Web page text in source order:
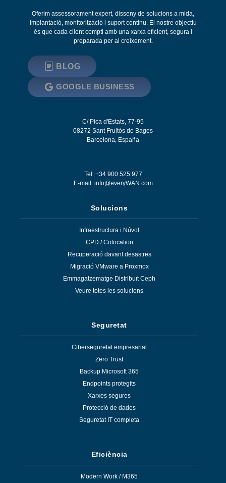
Oferim assessorament expert, disseny de solucions a mida,
implantació, monitorització i suport continu. El nostre objectiu
és que cada client compti amb una xarxa eficient, segura i
preparada per al creixement.
BLOG
GOOGLE BUSINESS
C/ Pica d'Estats, 77-95
08272 Sant Fruitós de Bages
Barcelona, España
Tel: +34 900 525 977
E-mail: info@everyWAN.com
Solucions
Infraestructura i Núvol
CPD / Colocation
Recuperació davant desastres
Migració VMware a Proxmox
Emmagatzematge Distribuït Ceph
Veure totes les solucions
Seguretat
Ciberseguretat empresarial
Zero Trust
Backup Microsoft 365
Endpoints protegits
Xarxes segures
Protecció de dades
Seguretat IT completa
Eficiència
Modern Work / M365